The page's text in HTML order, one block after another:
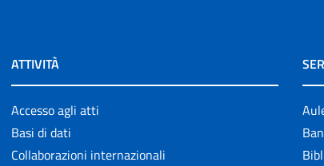
ATTIVITÀ
Accesso agli atti
Basi di dati
Collaborazioni internazionali